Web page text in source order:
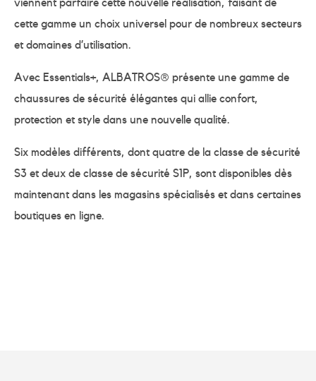
viennent parfaire cette nouvelle réalisation, faisant de
cette gamme un choix universel pour de nombreux secteurs
et domaines d’utilisation.
Avec Essentials+, ALBATROS® présente une gamme de
chaussures de sécurité élégantes qui allie confort,
protection et style dans une nouvelle qualité.
Six modèles différents, dont quatre de la classe de sécurité
S3 et deux de classe de sécurité S1P, sont disponibles dès
maintenant dans les magasins spécialisés et dans certaines
boutiques en ligne.